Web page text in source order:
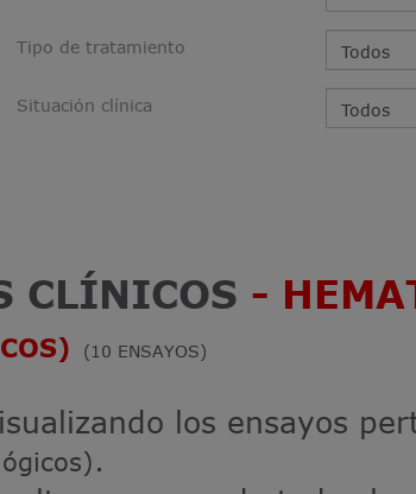
Tipo de tratamiento
Situación clínica
CLÍNICOS -
(10 ENSAYOS)
los ensayos
.